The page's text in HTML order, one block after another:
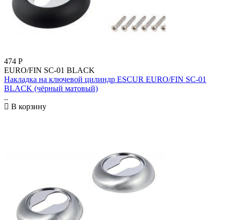
474 Р
EURO/FIN SC-01 BLACK
Накладка на ключевой цилиндр ESCUR EURO/FIN SC-01
BLACK (чёрный матовый)
..
В корзину